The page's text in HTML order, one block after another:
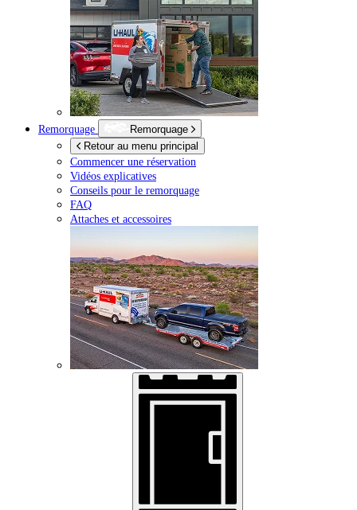
Remorquage
Remorquage
Retour au menu principal
Commencer une réservation
Vidéos explicatives
Conseils pour le remorquage
FAQ
Attaches et accessoires